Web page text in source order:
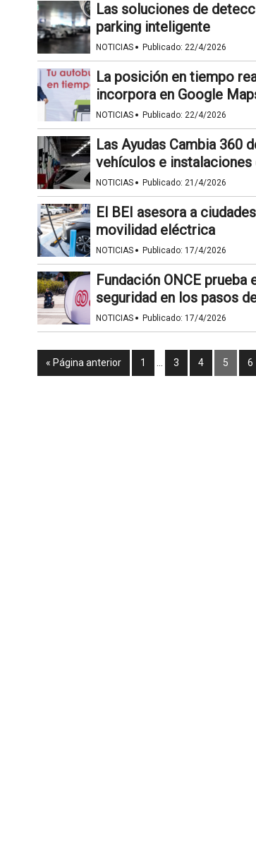
Las soluciones de
parking inteligente
NOTICIAS · Publicado: 22/4/2026
La posición en tiempo
incorpora en Google
NOTICIAS · Publicado: 22/4/2026
Las Ayudas Cambia 360
vehículos e instalaciones
NOTICIAS · Publicado: 21/4/2026
El BEI asesora a
movilidad eléctrica
NOTICIAS · Publicado: 17/4/2026
Fundación ONCE
seguridad en los pasos
NOTICIAS · Publicado: 17/4/2026
« Página anterior 1 3 4 5 6